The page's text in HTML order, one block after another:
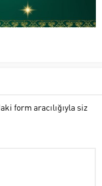
form aracılığıyla siz